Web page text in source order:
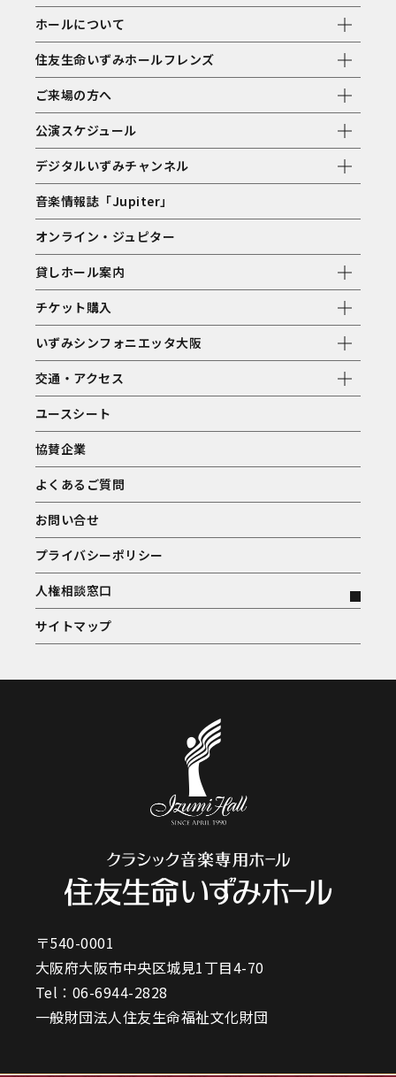
ホールについて
住友生命いずみホールフレンズ
ご来場の方へ
公演スケジュール
デジタルいずみチャンネル
音楽情報誌「Jupiter」
オンライン・ジュピター
貸しホール案内
チケット購入
いずみシンフォニエッタ大阪
交通・アクセス
ユースシート
協賛企業
よくあるご質問
お問い合せ
プライバシーポリシー
人権相談窓口
サイトマップ
〒540-0001
大阪府大阪市中央区城見1丁目4-70
Tel： 06-6944-2828
一般財団法人住友生命福祉文化財団